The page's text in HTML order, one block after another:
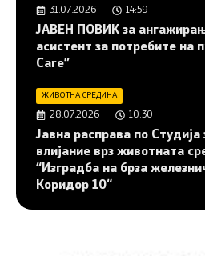
31.07.2026 14:59
JАВЕН ПОВИК за
асистент за потребите на
Care”
ЖИВОТНА СРЕДИНА
28.07.2026 10:30
Јавна расправа по Студија
влијание врз животната
“Изградба на брза
Коридор 10“